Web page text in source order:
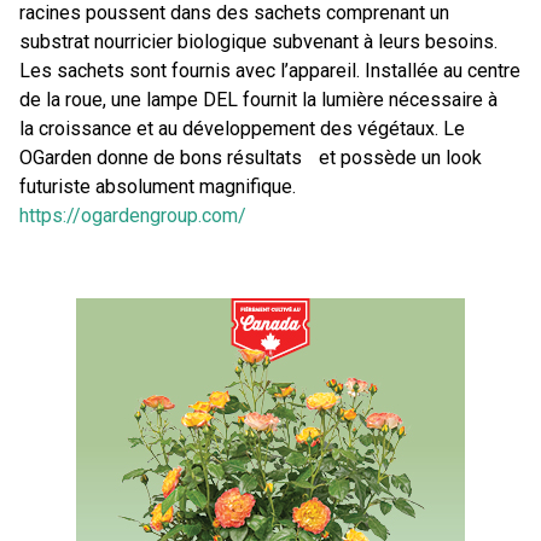
racines poussent dans des sachets comprenant un
substrat nourricier biologique subvenant à leurs besoins.
Les sachets sont fournis avec l’appareil. Installée au centre
de la roue, une lampe DEL fournit la lumière nécessaire à
la croissance et au développement des végétaux. Le
OGarden donne de bons résultats et possède un look
futuriste absolument magnifique.
https://ogardengroup.com/